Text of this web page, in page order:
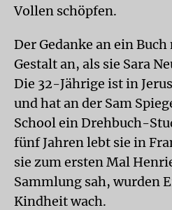
Vollen schöpfen.
Der Gedanke an ein
Gestalt an, als sie Sara
Die 32-Jährige ist in
und hat an der Sam
School ein Drehbuch-
fünf Jahren lebt sie in
sie zum ersten Mal
Sammlung sah, wurden
Kindheit wach.